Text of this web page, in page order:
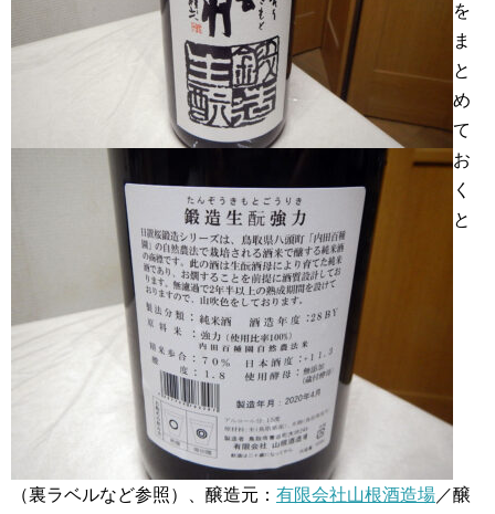
を
ま
と
め
て
お
く
と
（裏ラベルなど参照）、醸造元： 有限会社山根酒造場／醸